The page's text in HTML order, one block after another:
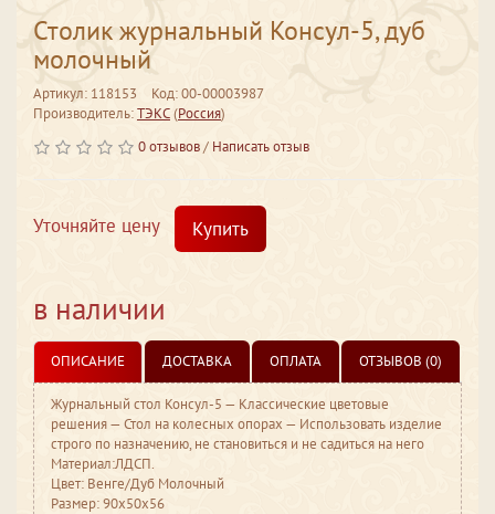
Столик журнальный Консул-5, дуб
молочный
Артикул: 118153
Код: 00-00003987
Производитель:ТЭКС(Россия)
0 отзывов/ Написать отзыв
Уточняйте цену Купить
в наличии
ОПИСАНИЕ ДОСТАВКА ОПЛАТА ОТЗЫВОВ (0)
Журнальный стол Консул-5 — Классические цветовые
решения — Стол на колесных опорах — Использовать изделие
строго по назначению, не становиться и не садиться на него
Материал:ЛДСП.
Цвет: Венге/Дуб Молочный
Размер: 90x50x56